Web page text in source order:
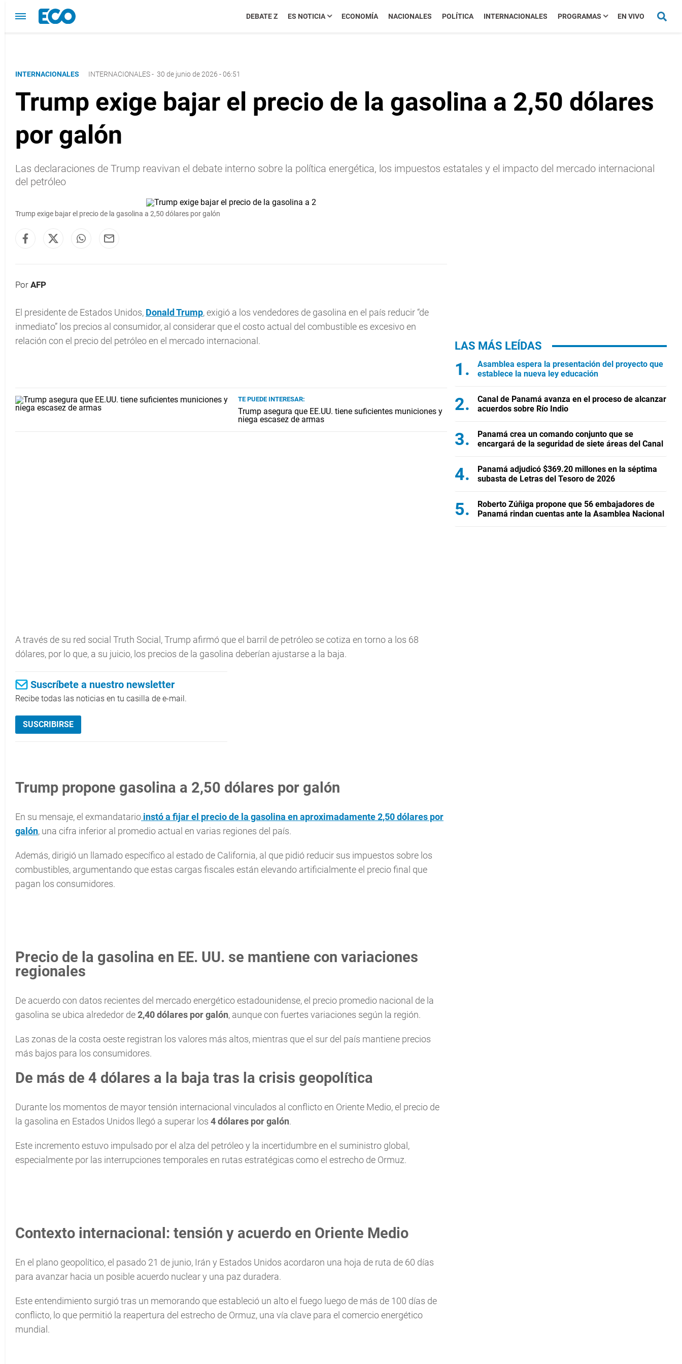
DEBATE Z ES NOTICIA ECONOMÍA NACIONALES POLÍTICA INTERNACIONALES PROGRAMAS EN VIVO
INTERNACIONALES INTERNACIONALES- 30 de junio de 2026 - 06:51
Trump exige bajar el precio de la gasolina a 2,50 dólares
por galón
Las declaraciones de Trump reavivan el debate interno sobre la política energética, los impuestos estatales y el impacto del mercado internacional
del petróleo
Trump exige bajar el precio de la gasolina a 2,50 dólares por galón
Por AFP
El presidente de Estados Unidos, Donald Trump, exigió a los vendedores de gasolina en el país reducir “de
inmediato” los precios al consumidor, al considerar que el costo actual del combustible es excesivo en
relación con el precio del petróleo en el mercado internacional.
TE PUEDE INTERESAR:
Trump asegura que EE.UU. tiene suficientes municiones y
niega escasez de armas
A través de su red social Truth Social, Trump afirmó que el barril de petróleo se cotiza en torno a los 68
dólares, por lo que, a su juicio, los precios de la gasolina deberían ajustarse a la baja.
Suscríbete a nuestro newsletter
Recibe todas las noticias en tu casilla de e-mail.
SUSCRIBIRSE
Trump propone gasolina a 2,50 dólares por galón
En su mensaje, el exmandatario instó a fijar el precio de la gasolina en aproximadamente 2,50 dólares por
galón, una cifra inferior al promedio actual en varias regiones del país.
Además, dirigió un llamado específico al estado de California, al que pidió reducir sus impuestos sobre los
combustibles, argumentando que estas cargas fiscales están elevando artificialmente el precio final que
pagan los consumidores.
Precio de la gasolina en EE. UU. se mantiene con variaciones
regionales
De acuerdo con datos recientes del mercado energético estadounidense, el precio promedio nacional de la
gasolina se ubica alrededor de2,40 dólares por galón, aunque con fuertes variaciones según la región.
Las zonas de la costa oeste registran los valores más altos, mientras que el sur del país mantiene precios
más bajos para los consumidores.
De más de 4 dólares a la baja tras la crisis geopolítica
Durante los momentos de mayor tensión internacional vinculados al conflicto en Oriente Medio, el precio de
la gasolina en Estados Unidos llegó a superar los 4 dólares por galón.
Este incremento estuvo impulsado por el alza del petróleo y la incertidumbre en el suministro global,
especialmente por las interrupciones temporales en rutas estratégicas como el estrecho de Ormuz.
Contexto internacional: tensión y acuerdo en Oriente Medio
En el plano geopolítico, el pasado 21 de junio, Irán y Estados Unidos acordaron una hoja de ruta de 60 días
para avanzar hacia un posible acuerdo nuclear y una paz duradera.
Este entendimiento surgió tras un memorando que estableció un alto el fuego luego de más de 100 días de
conflicto, lo que permitió la reapertura del estrecho de Ormuz, una vía clave para el comercio energético
mundial.
LAS MÁS LEÍDAS
Asamblea espera la presentación del proyecto que
establece la nueva ley educación
Canal de Panamá avanza en el proceso de alcanzar
acuerdos sobre Río Indio
Panamá crea un comando conjunto que se
encargará de la seguridad de siete áreas del Canal
Panamá adjudicó $369.20 millones en la séptima
subasta de Letras del Tesoro de 2026
Roberto Zúñiga propone que 56 embajadores de
Panamá rindan cuentas ante la Asamblea Nacional